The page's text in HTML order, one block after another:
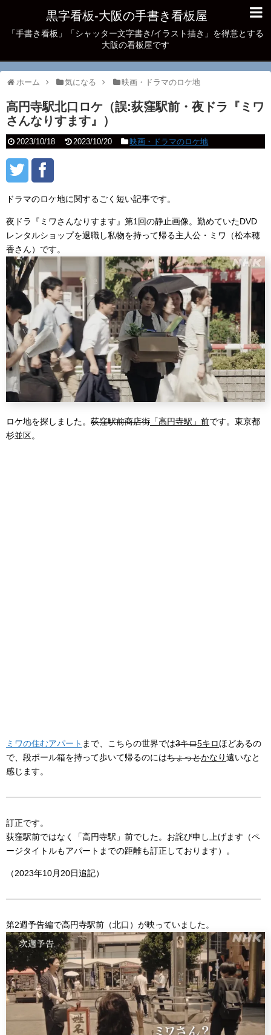
黒字看板‐大阪の手書き看板屋
「手書き看板」「シャッター文字書き/イラスト描き」を得意とする
大阪の看板屋です
ホーム 気になる 映画・ドラマのロケ地
高円寺駅北口ロケ（誤:荻窪駅前・夜ドラ『ミワ
さんなりすます』）
2023/10/18 2023/10/20 映画・ドラマのロケ地
ドラマのロケ地に関するごく短い記事です。
夜ドラ『ミワさんなりすます』第1回の静止画像。勤めていたDVD
レンタルショップを退職し私物を持って帰る主人公・ミワ（松本穂
香さん）です。
ロケ地を探しました。 荻窪駅前商店街 「高円寺駅」前です。東京都
杉並区。
ミワの住むアパート まで、こちらの世界では3キロ5キロほどあるの
で、段ボール箱を持って歩いて帰るのにはちょっとかなり遠いなと
感じます。
訂正です。
荻窪駅前ではなく「高円寺駅」前でした。お詫び申し上げます（ペ
ージタイトルもアパートまでの距離も訂正しております）。
（2023年10月20日追記）
第2週予告編で高円寺駅前（北口）が映っていました。